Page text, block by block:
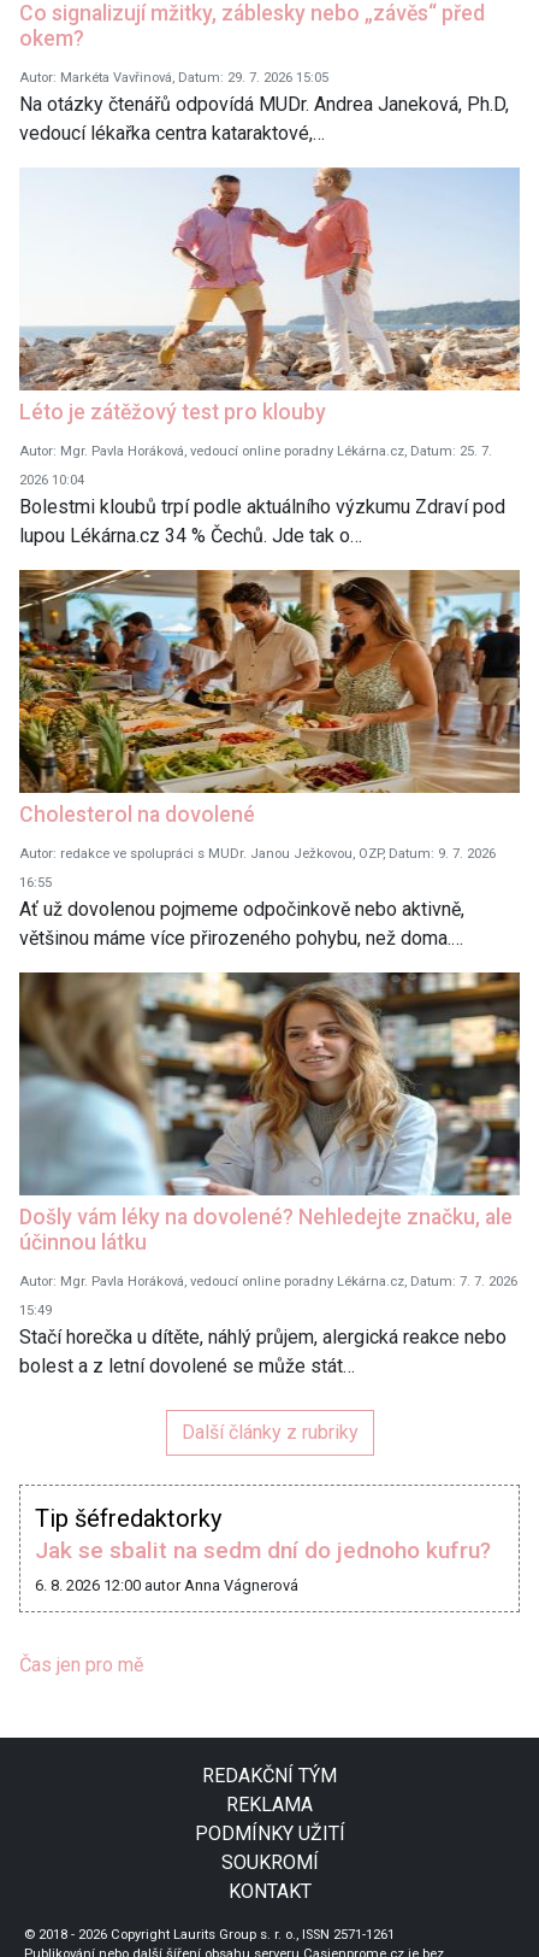
Co signalizují mžitky, záblesky nebo „závěs“ před
okem?
Autor: Markéta Vavřinová, Datum: 29. 7. 2026 15:05
Na otázky čtenářů odpovídá MUDr. Andrea Janeková, Ph.D,
vedoucí lékařka centra kataraktové,…
Léto je zátěžový test pro klouby
Autor: Mgr. Pavla Horáková, vedoucí online poradny Lékárna.cz, Datum: 25. 7.
2026 10:04
Bolestmi kloubů trpí podle aktuálního výzkumu Zdraví pod
lupou Lékárna.cz 34 % Čechů. Jde tak o…
Cholesterol na dovolené
Autor: redakce ve spolupráci s MUDr. Janou Ježkovou, OZP, Datum: 9. 7. 2026
16:55
Ať už dovolenou pojmeme odpočinkově nebo aktivně,
většinou máme více přirozeného pohybu, než doma.…
Došly vám léky na dovolené? Nehledejte značku, ale
účinnou látku
Autor: Mgr. Pavla Horáková, vedoucí online poradny Lékárna.cz, Datum: 7. 7. 2026
15:49
Stačí horečka u dítěte, náhlý průjem, alergická reakce nebo
bolest a z letní dovolené se může stát…
Další články z rubriky
Tip šéfredaktorky
Jak se sbalit na sedm dní do jednoho kufru?
6. 8. 2026 12:00 autor Anna Vágnerová
Čas jen pro mě
REDAKČNÍ TÝM
REKLAMA
PODMÍNKY UŽITÍ
SOUKROMÍ
KONTAKT
© 2018 - 2026 Copyright Laurits Group s. r. o., ISSN 2571-1261